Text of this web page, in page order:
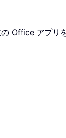
Office アプリ